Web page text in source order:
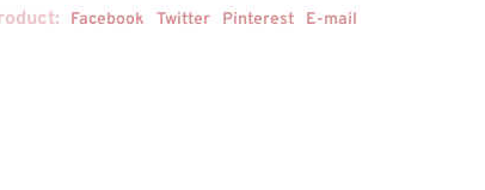
Facebook Twitter Pinterest E-mail